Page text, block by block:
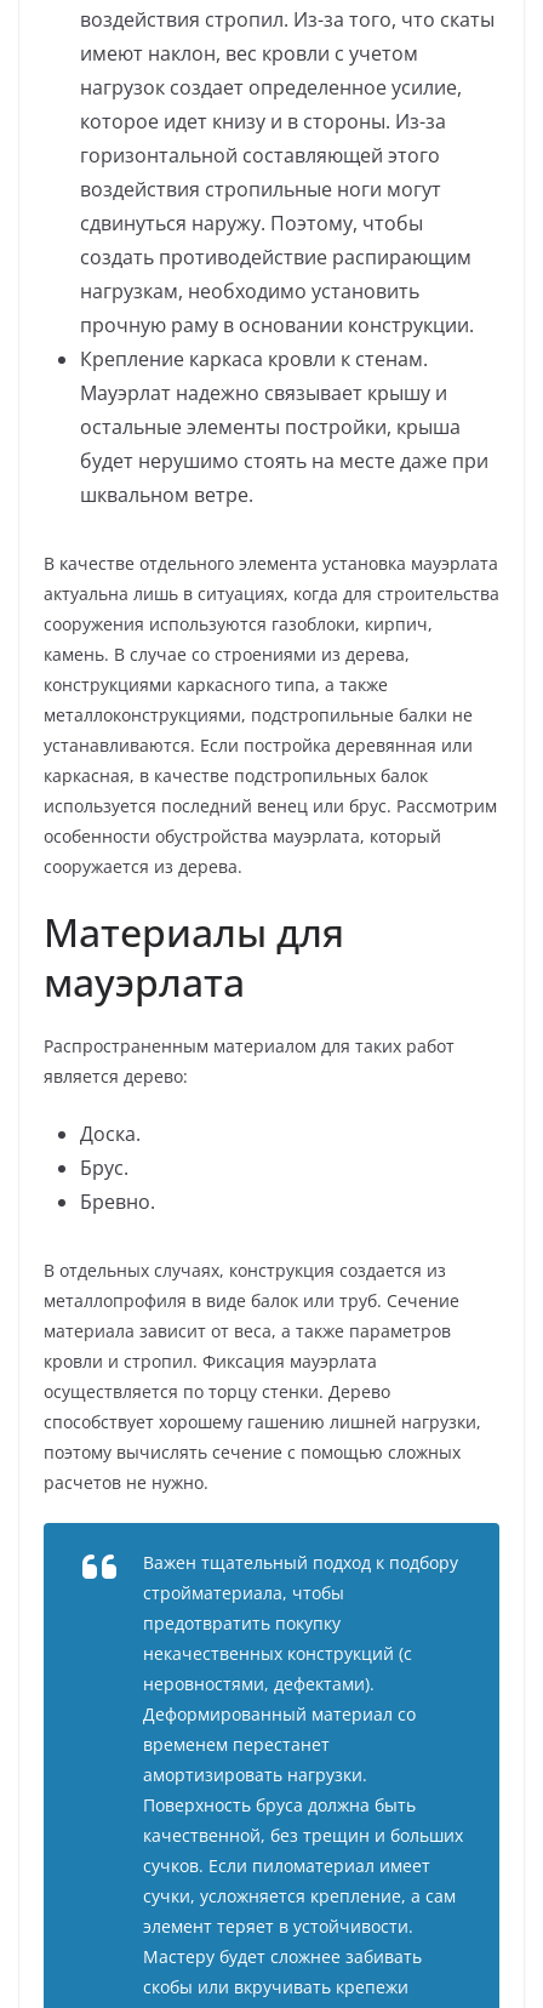
воздействия стропил. Из-за того, что скаты
имеют наклон, вес кровли с учетом
нагрузок создает определенное усилие,
которое идет книзу и в стороны. Из-за
горизонтальной составляющей этого
воздействия стропильные ноги могут
сдвинуться наружу. Поэтому, чтобы
создать противодействие распирающим
нагрузкам, необходимо установить
прочную раму в основании конструкции.
Крепление каркаса кровли к стенам.
Мауэрлат надежно связывает крышу и
остальные элементы постройки, крыша
будет нерушимо стоять на месте даже при
шквальном ветре.
В качестве отдельного элемента установка мауэрлата
актуальна лишь в ситуациях, когда для строительства
сооружения используются газоблоки, кирпич,
камень. В случае со строениями из дерева,
конструкциями каркасного типа, а также
металлоконструкциями, подстропильные балки не
устанавливаются. Если постройка деревянная или
каркасная, в качестве подстропильных балок
используется последний венец или брус. Рассмотрим
особенности обустройства мауэрлата, который
сооружается из дерева.
Материалы для
мауэрлата
Распространенным материалом для таких работ
является дерево:
Доска.
Брус.
Бревно.
В отдельных случаях, конструкция создается из
металлопрофиля в виде балок или труб. Сечение
материала зависит от веса, а также параметров
кровли и стропил. Фиксация мауэрлата
осуществляется по торцу стенки. Дерево
способствует хорошему гашению лишней нагрузки,
поэтому вычислять сечение с помощью сложных
расчетов не нужно.
Важен тщательный подход к подбору
стройматериала, чтобы
предотвратить покупку
некачественных конструкций (с
неровностями, дефектами).
Деформированный материал со
временем перестанет
амортизировать нагрузки.
Поверхность бруса должна быть
качественной, без трещин и больших
сучков. Если пиломатериал имеет
сучки, усложняется крепление, а сам
элемент теряет в устойчивости.
Мастеру будет сложнее забивать
скобы или вкручивать крепежи